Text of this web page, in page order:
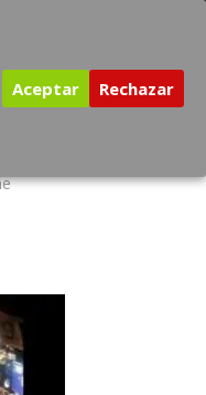
nuevo
Aceptar Rechazar